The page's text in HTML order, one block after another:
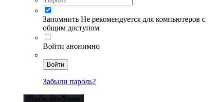
Запомнить Не рекомендуется для компьютеров с
общим доступом
Войти анонимно
Войти
Забыли пароль?
Sign in with Steam